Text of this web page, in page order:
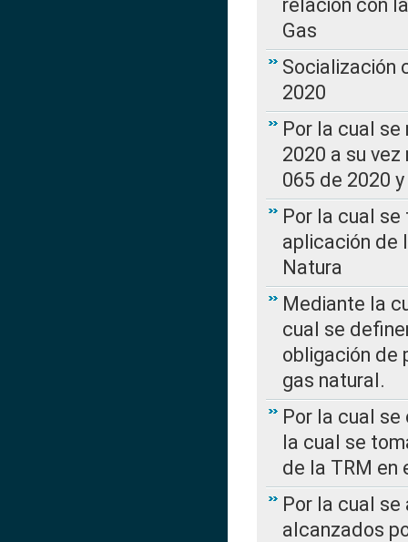
relación con
Gas
Socialización
2020
Por la cual se
2020 a su
065 de 2020
Por la cual
aplicación de
Natura
Mediante la
cual se
obligación de
gas natural.
Por la cual se
la cual se
de la TRM en
Por la cual
alcanzados